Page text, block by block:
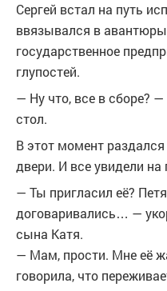
Сергей встал на путь
ввязывался в
государственное
глупостей.
— Ну что, все в сборе?
стол.
В этот момент
двери. И все увидели на
— Ты пригласил её?
договаривались… —
сына Катя.
— Мам, прости. Мне её
говорила, что